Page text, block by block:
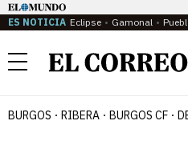
ES NOTICIA Eclipse Gamonal
Menú
BURGOS RIBERA BURGOS CF